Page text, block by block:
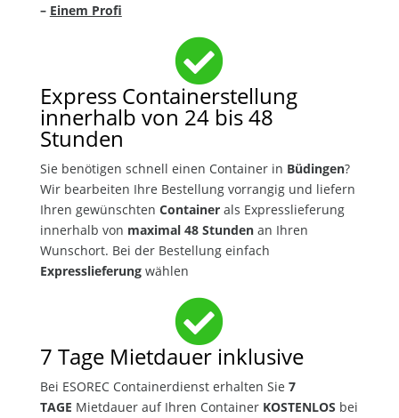
– Einem Profi

Express Containerstellung
innerhalb von 24 bis 48
Stunden
Sie benötigen schnell einen Container in Büdingen?
Wir bearbeiten Ihre Bestellung vorrangig und liefern
Ihren gewünschten Containerals Expresslieferung
innerhalb von maximal 48 Stundenan Ihren
Wunschort. Bei der Bestellung einfach
Expresslieferungwählen

7 Tage Mietdauer inklusive
Bei ESOREC Containerdienst erhalten Sie 7
TAGE Mietdauer auf Ihren Container KOSTENLOS bei